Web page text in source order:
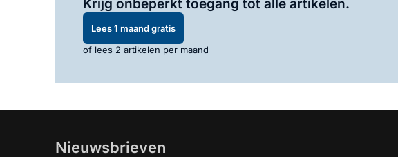
Krijg onbeperkt toegang tot alle artikelen.
Lees 1 maand gratis
of lees 2 artikelen per maand
Nieuwsbrieven